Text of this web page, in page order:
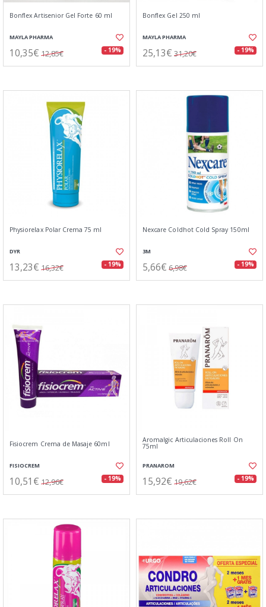
Bonflex Artisenior Gel Forte 60 ml
MAYLA PHARMA
10,35€ 12,85€ - 19%
Bonflex Gel 250 ml
MAYLA PHARMA
25,13€ 31,20€ - 19%
Physiorelax Polar Crema 75 ml
DYR
13,23€ 16,32€ - 19%
Nexcare Coldhot Cold Spray 150ml
3M
5,66€ 6,98€ - 19%
Fisiocrem Crema de Masaje 60ml
FISIOCREM
10,51€ 12,96€ - 19%
Aromalgic Articulaciones Roll On
75ml
PRANAROM
15,92€ 19,62€ - 19%